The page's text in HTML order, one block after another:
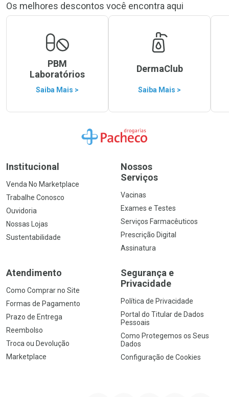
Os melhores descontos você encontra aqui
PBM
Laboratórios
Saiba Mais >
DermaClub
Saiba Mais >
Ir para a Home
Institucional
Venda No Marketplace
Trabalhe Conosco
Ouvidoria
Nossas Lojas
Sustentabilidade
Nossos
Serviços
Vacinas
Exames e Testes
Serviços Farmacêuticos
Prescrição Digital
Assinatura
Atendimento
Como Comprar no Site
Formas de Pagamento
Prazo de Entrega
Reembolso
Troca ou Devolução
Marketplace
Segurança e
Privacidade
Política de Privacidade
Portal do Titular de Dados
Pessoais
Como Protegemos os Seus
Dados
Configuração de Cookies